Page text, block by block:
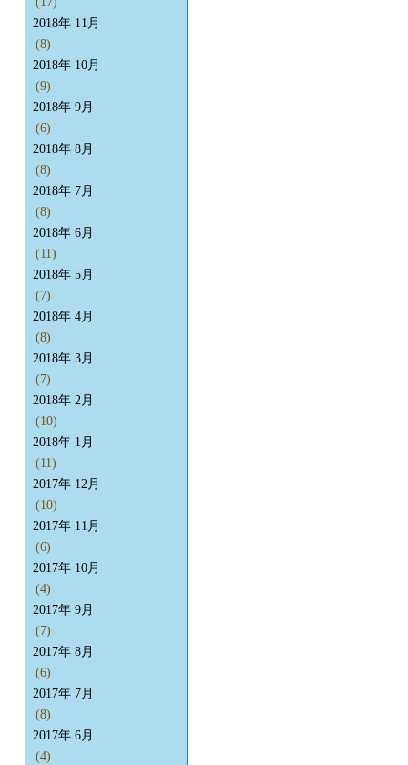
2018年 11月
(8)
2018年 10月
(9)
2018年 9月
(6)
2018年 8月
(8)
2018年 7月
(8)
2018年 6月
(11)
2018年 5月
(7)
2018年 4月
(8)
2018年 3月
(7)
2018年 2月
(10)
2018年 1月
(11)
2017年 12月
(10)
2017年 11月
(6)
2017年 10月
(4)
2017年 9月
(7)
2017年 8月
(6)
2017年 7月
(8)
2017年 6月
(4)